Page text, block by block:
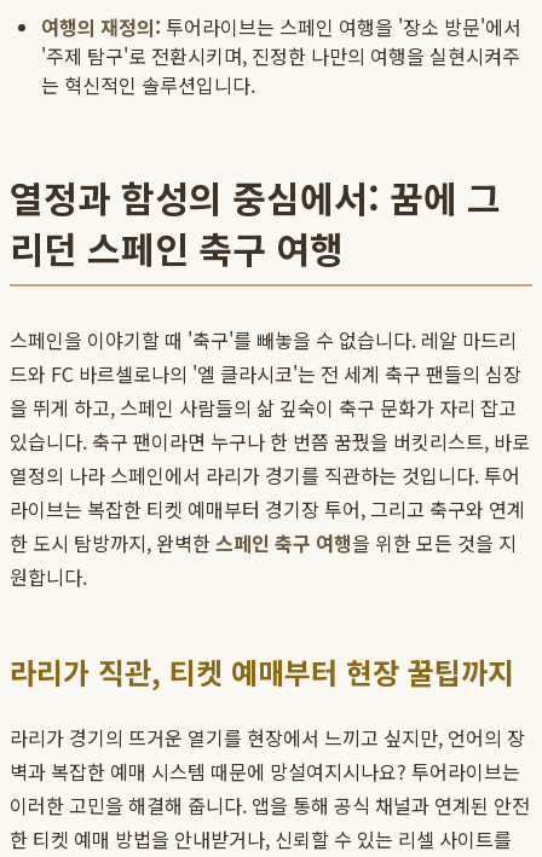
여행의 재정의: 투어라이브는 스페인 여행을 '장소 방문'에서
'주제 탐구'로 전환시키며, 진정한 나만의 여행을 실현시켜주
는 혁신적인 솔루션입니다.
열정과 함성의 중심에서: 꿈에 그
리던 스페인 축구 여행
스페인을 이야기할 때 '축구'를 빼놓을 수 없습니다. 레알 마드리
드와 FC 바르셀로나의 '엘 클라시코'는 전 세계 축구 팬들의 심장
을 뛰게 하고, 스페인 사람들의 삶 깊숙이 축구 문화가 자리 잡고
있습니다. 축구 팬이라면 누구나 한 번쯤 꿈꿨을 버킷리스트, 바로
열정의 나라 스페인에서 라리가 경기를 직관하는 것입니다. 투어
라이브는 복잡한 티켓 예매부터 경기장 투어, 그리고 축구와 연계
한 도시 탐방까지, 완벽한스페인 축구 여행을 위한 모든 것을 지
원합니다.
라리가 직관, 티켓 예매부터 현장 꿀팁까지
라리가 경기의 뜨거운 열기를 현장에서 느끼고 싶지만, 언어의 장
벽과 복잡한 예매 시스템 때문에 망설여지시나요? 투어라이브는
이러한 고민을 해결해 줍니다. 앱을 통해 공식 채널과 연계된 안전
한 티켓 예매 방법을 안내받거나, 신뢰할 수 있는 리셀 사이트를